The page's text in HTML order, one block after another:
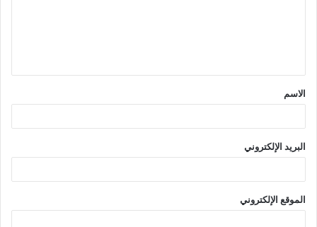
ق
*
الاسم
البريد الإلكتروني
الموقع الإلكتروني